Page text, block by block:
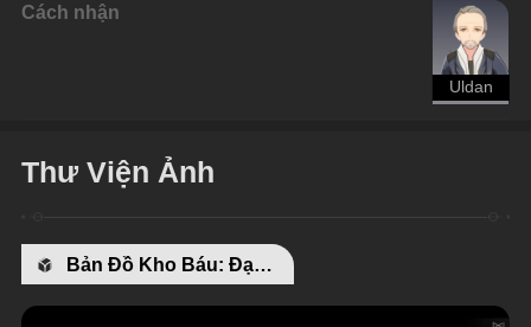
Cách nhận
Uldan
Thư Viện Ảnh
Bản Đồ Kho Báu: Đại Bác